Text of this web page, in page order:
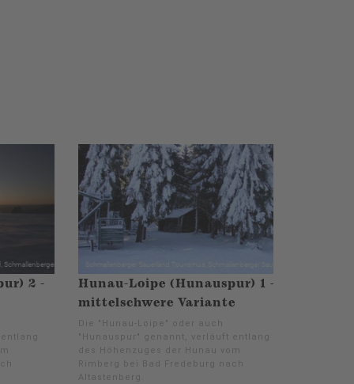
2 -
Hunau-Loipe (Hunauspur) 1 -
mittelschwere Variante
Die "Hunau-Loipe" oder auch
"Hunauspur" genannt, verläuft entlang
des Höhenzuges der Hunau vom
Rimberg bei Bad Fredeburg nach
Altastenberg.